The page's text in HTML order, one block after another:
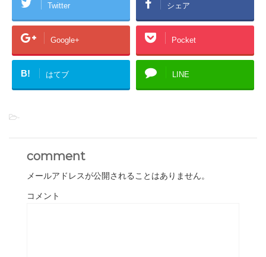
Twitter シェア
Google+ Pocket
B! はてブ LINE
-
comment
メールアドレスが公開されることはありません。
コメント